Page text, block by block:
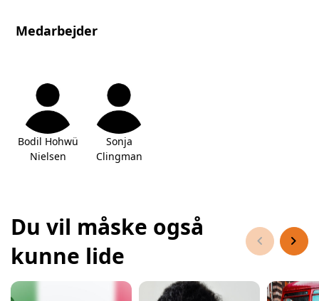
Medarbejder
Bodil Hohwü
Nielsen
Sonja
Clingman
Du vil måske også
kunne lide
chevron_left chevron_right